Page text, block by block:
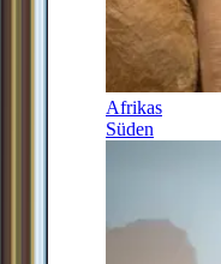
Afrikas
Süden